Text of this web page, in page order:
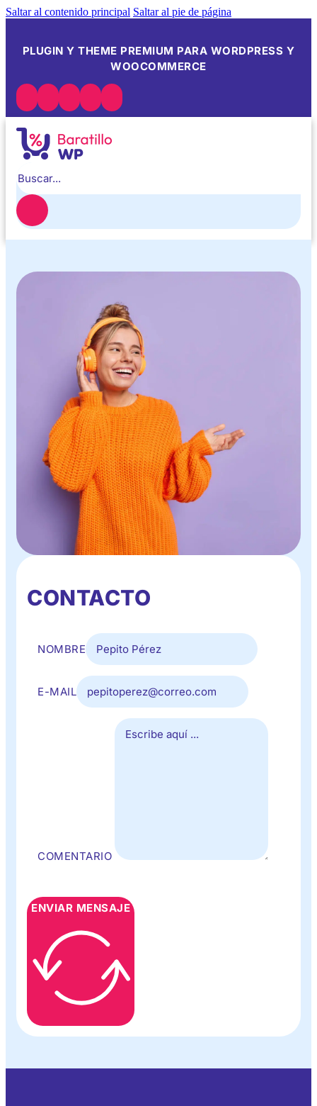
Saltar al contenido principal Saltar al pie de página
PLUGIN Y THEME PREMIUM PARA WORDPRESS Y
WOOCOMMERCE
CONTACTO
NOMBRE
E-MAIL
COMENTARIO
ENVIAR MENSAJE